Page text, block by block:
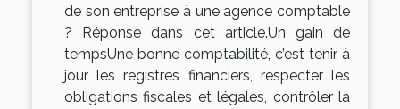
de son entreprise à une agence comptable
? Réponse dans cet article.Un gain de
tempsUne bonne comptabilité, c’est tenir à
jour les registres financiers, respecter les
obligations fiscales et légales, contrôler la